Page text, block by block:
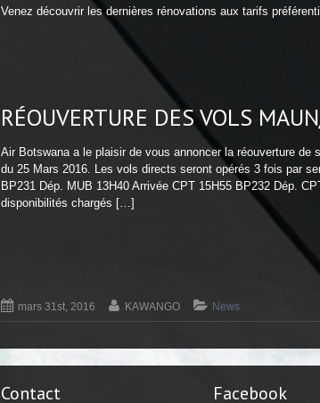
Venez découvrir les dernières rénovations aux tarifs
RÉOUVERTURE DES VOLS
Air Botswana a le plaisir de vous annoncer la réouverture de
du 25 Mars 2016. Les vols directs seront opérés 3 fois par
BP231 Dép. MUB 13H40 Arrivée CPT 15H55 BP232 Dép.
disponibilités chargés […]
mars 31st, 2016 KAWANGO News
Contact Facebook